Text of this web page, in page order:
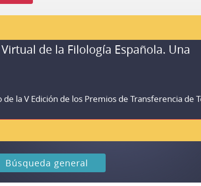
de la Filología Española. Una
la V Edición de los Premios de Transferencia de
Búsqueda general